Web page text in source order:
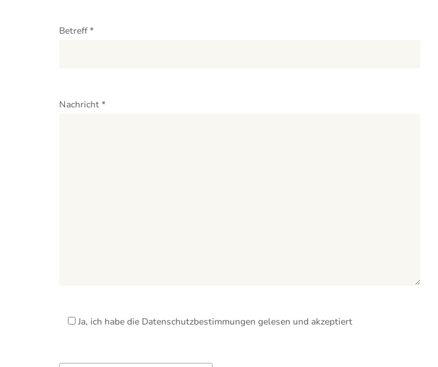
Betreff *
Nachricht *
Ja, ich habe die Datenschutzbestimmungen gelesen und akzeptiert